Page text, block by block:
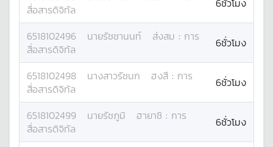
สื่อสารดิจิทัล
6ชั่วโมง
6518102496 นายรัชชานนท์ ส่งสม : การ
สื่อสารดิจิทัล
6ชั่วโมง
6518102498 นางสาวรัชนก ฮงสี : การ
สื่อสารดิจิทัล
6ชั่วโมง
6518102499 นายรัชภูมิ ฮายาชิ : การ
สื่อสารดิจิทัล
6ชั่วโมง